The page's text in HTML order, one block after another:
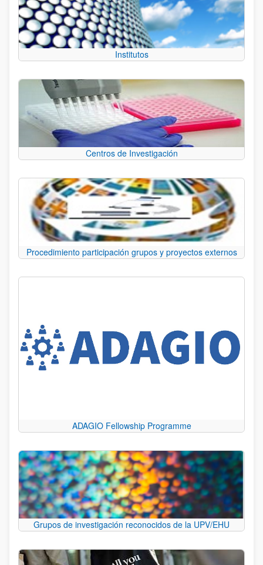
Institutos
Centros de Investigación
Procedimiento participación grupos y proyectos externos
ADAGIO Fellowship Programme
Grupos de investigación reconocidos de la UPV/EHU